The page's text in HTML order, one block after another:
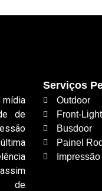
de
de
Serviços
Outdoor
Front-Light
Busdoor
Painel